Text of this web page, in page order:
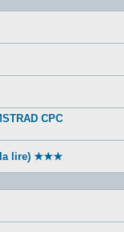
CPC
la lire) ★★★